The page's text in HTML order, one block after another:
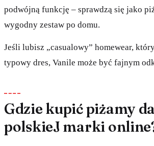
podwójną funkcję – sprawdzą się jako
wygodny zestaw po domu.
Jeśli lubisz „casualowy” homewear,
typowy dres, Vanile może być fajnym
Gdzie kupić piżamy
polskieJ marki